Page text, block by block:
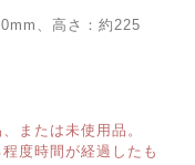
、高さ：約225
または未使用品。
度時間が経過したも